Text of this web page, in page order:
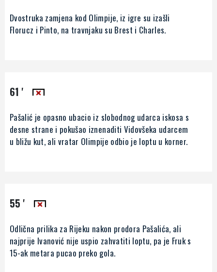
Dvostruka zamjena kod Olimpije, iz igre su izašli
Florucz i Pinto, na travnjaku su Brest i Charles.
61 '
Pašalić je opasno ubacio iz slobodnog udarca iskosa s
desne strane i pokušao iznenaditi Vidovšeka udarcem
u bližu kut, ali vratar Olimpije odbio je loptu u korner.
55 '
Odlična prilika za Rijeku nakon prodora Pašalića, ali
najprije Ivanović nije uspio zahvatiti loptu, pa je Fruk s
15-ak metara pucao preko gola.